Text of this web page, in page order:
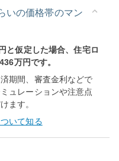
いの価格帯のマン
と仮定した場合、住宅ロ
万円です。
期間、審査金利などで
ュレーションや注意点
ます。
いて知る